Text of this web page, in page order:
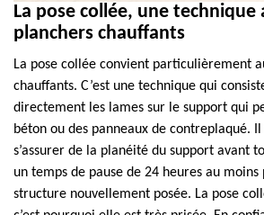
La pose collée, une technique
planchers chauffants
La pose collée convient particulièrement
chauffants. C’est une technique qui
directement les lames sur le support qui
béton ou des panneaux de contreplaqué.
s’assurer de la planéité du support avant
un temps de pause de 24 heures au
structure nouvellement posée. La pose